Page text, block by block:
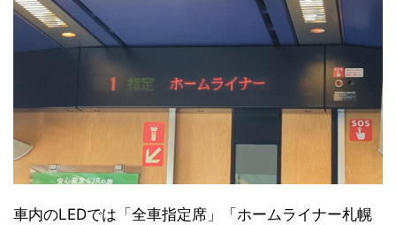
車内のLEDでは「全車指定席」「ホームライナー札幌